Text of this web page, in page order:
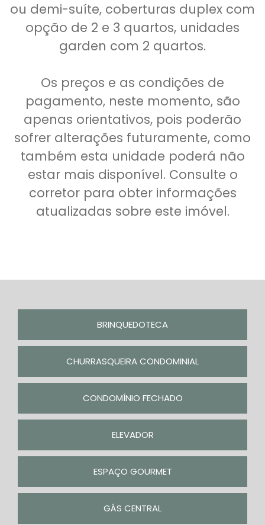
ou demi-suíte, coberturas duplex com
opção de 2 e 3 quartos, unidades
garden com 2 quartos.
Os preços e as condições de
pagamento, neste momento, são
apenas orientativos, pois poderão
sofrer alterações futuramente, como
também esta unidade poderá não
estar mais disponível. Consulte o
corretor para obter informações
atualizadas sobre este imóvel.
BRINQUEDOTECA
CHURRASQUEIRA CONDOMINIAL
CONDOMÍNIO FECHADO
ELEVADOR
ESPAÇO GOURMET
GÁS CENTRAL